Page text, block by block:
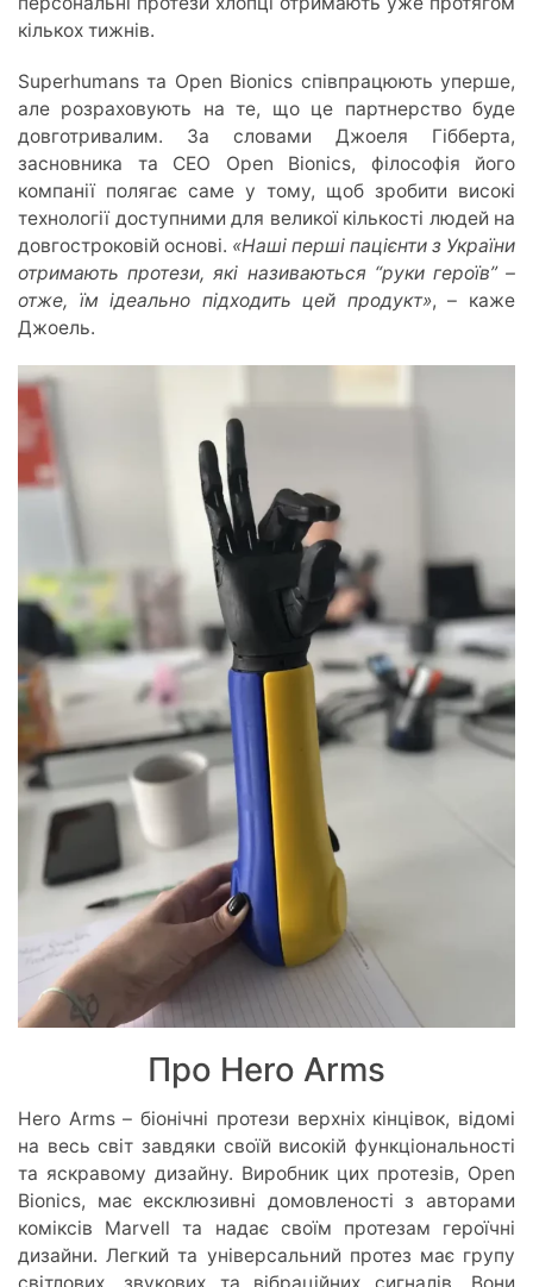
кількох тижнів.
Superhumans та Open Bionics співпрацюють уперше,
але розраховують на те, що це партнерство буде
довготривалим. За словами Джоеля Гібберта,
засновника та СЕО Open Bionics, філософія його
компанії полягає саме у тому, щоб зробити високі
технології доступними для великої кількості людей на
довгостроковій основі. «Наші перші пацієнти з України
отримають протези, які називаються “руки героїв” –
отже, їм ідеально підходить цей продукт», – каже
Джоель.
Про Hero Arms
Hero Arms – біонічні протези верхніх кінцівок, відомі
на весь світ завдяки своїй високій функціональності
та яскравому дизайну. Виробник цих протезів, Open
Bionics, має ексклюзивні домовленості з авторами
коміксів Marvell та надає своїм протезам героїчні
дизайни. Легкий та універсальний протез має групу